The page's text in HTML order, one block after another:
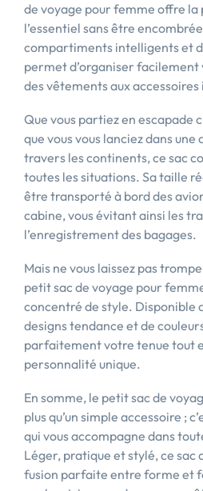
de voyage pour femme offre la
l’essentiel sans être
compartiments intelligents et
permet d’organiser facilement
des vêtements aux
Que vous partiez en escapade
que vous vous lanciez dans
travers les continents, ce sac
toutes les situations. Sa taille
être transporté à bord des
cabine, vous évitant ainsi les
l’enregistrement des bagages.
Mais ne vous laissez pas
petit sac de voyage pour
concentré de style. Disponible
designs tendance et de
parfaitement votre tenue tout
personnalité unique.
En somme, le petit sac de
plus qu’un simple accessoire ;
qui vous accompagne dans
Léger, pratique et stylé, ce sac
fusion parfaite entre forme et